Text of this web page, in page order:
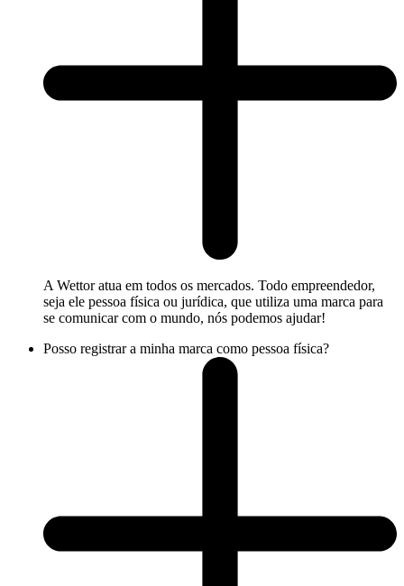
A Wettor atua em todos os mercados. Todo empreendedor,
seja ele pessoa física ou jurídica, que utiliza uma marca para
se comunicar com o mundo, nós podemos ajudar!
Posso registrar a minha marca como pessoa física?